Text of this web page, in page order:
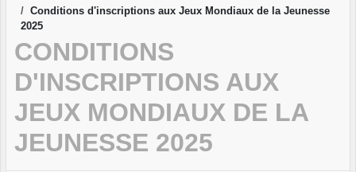
Conditions d'inscriptions aux Jeux Mondiaux de la Jeunesse
2025
CONDITIONS
D'INSCRIPTIONS AUX
JEUX MONDIAUX DE LA
JEUNESSE 2025